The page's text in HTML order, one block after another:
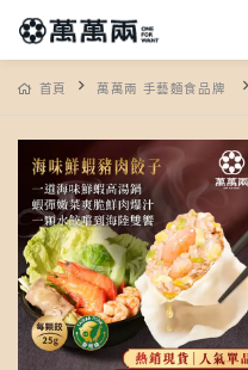
首頁 萬萬兩 手藝麵食品牌